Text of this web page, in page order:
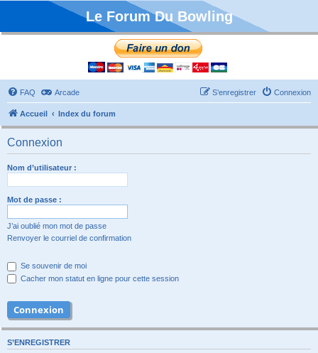
Le Forum Du Bowling
FAQ Arcade Connexion
S’enregistrer
Accueil Index du forum
Connexion
Nom d’utilisateur :
Mot de passe :
J’ai oublié mon mot de passe
Renvoyer le courriel de confirmation
Se souvenir de moi
Cacher mon statut en ligne pour cette session
S’ENREGISTRER